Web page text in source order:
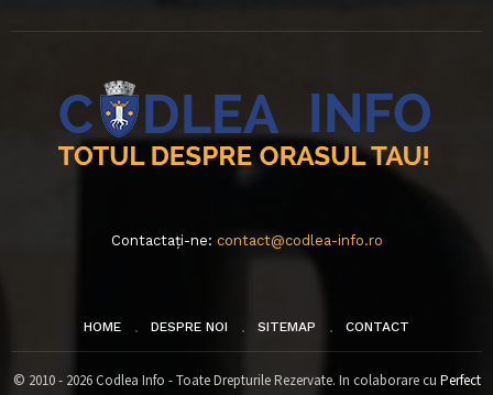
Contactați-ne: contact@codlea-info.ro
HOME DESPRE NOI SITEMAP CONTACT
© 2010 - 2026 Codlea Info - Toate Drepturile Rezervate. In colaborare cu Perfect